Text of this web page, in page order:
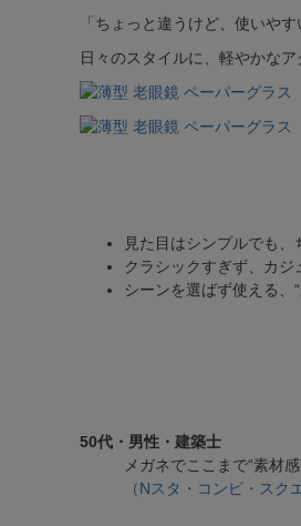
「ちょっと違うけど、使いや
日々のスタイルに、軽やかな
見た目はシンプルでも
クラシックすぎず、カ
シーンを選ばず使える、
50代・男性・建築士
メガネでここまで“素材
（Nスタ・コンビ・スク